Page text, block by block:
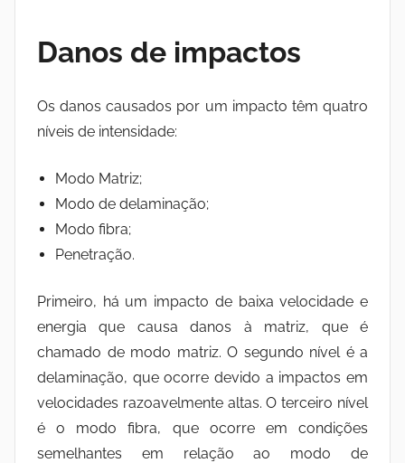
Danos de impactos
Os danos causados por um impacto têm quatro
níveis de intensidade:
Modo Matriz;
Modo de delaminação;
Modo fibra;
Penetração.
Primeiro, há um impacto de baixa velocidade e
energia que causa danos à matriz, que é
chamado de modo matriz. O segundo nível é a
delaminação, que ocorre devido a impactos em
velocidades razoavelmente altas. O terceiro nível
é o modo fibra, que ocorre em condições
semelhantes em relação ao modo de